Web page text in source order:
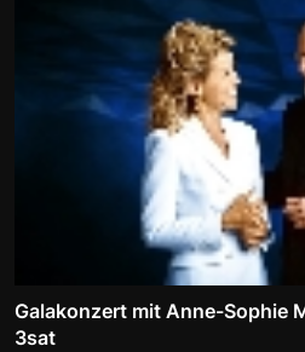
Galakonzert mit Anne-Sophie
3sat